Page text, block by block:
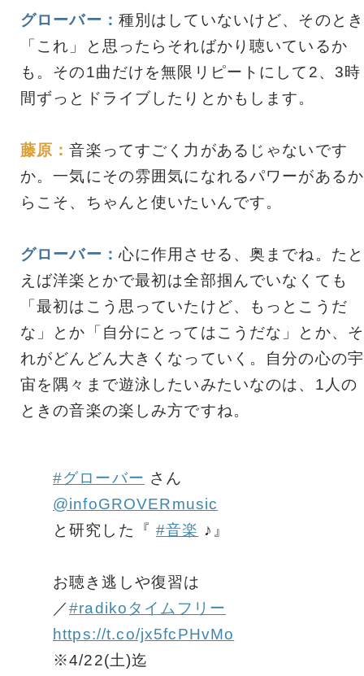
グローバー： 種別はしていないけど、そのとき
「これ」と思ったらそればかり聴いているか
も。その1曲だけを無限リピートにして2、3時
間ずっとドライブしたりとかもします。
藤原：音楽ってすごく力があるじゃないです
か。一気にその雰囲気になれるパワーがあるか
らこそ、ちゃんと使いたいんです。
グローバー：心に作用させる、奥までね。たと
えば洋楽とかで最初は全部掴んでいなくても
「最初はこう思っていたけど、もっとこうだ
な」とか「自分にとってはこうだな」とか、そ
れがどんどん大きくなっていく。自分の心の宇
宙を隅々まで遊泳したいみたいなのは、1人の
ときの音楽の楽しみ方ですね。
#グローバー さん
@infoGROVERmusic
と研究した『 #音楽 ♪』
お聴き逃しや復習は
／#radikoタイムフリー
https://t.co/jx5fcPHvMo
※4/22(土)迄